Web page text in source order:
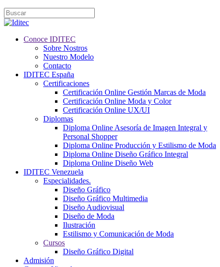
Conoce IDITEC
Sobre Nostros
Nuestro Modelo
Contacto
IDITEC España
Certificaciones
Certificación Online Gestión Marcas de Moda
Certificación Online Moda y Color
Certificación Online UX/UI
Diplomas
Diploma Online Asesoría de Imagen Integral y
Personal Shopper
Diploma Online Producción y Estilismo de Moda
Diploma Online Diseño Gráfico Integral
Diploma Online Diseño Web
IDITEC Venezuela
Especialidades.
Diseño Gráfico
Diseño Gráfico Multimedia
Diseño Audiovisual
Diseño de Moda
Ilustración
Estilismo y Comunicación de Moda
Cursos
Diseño Gráfico Digital
Admisión